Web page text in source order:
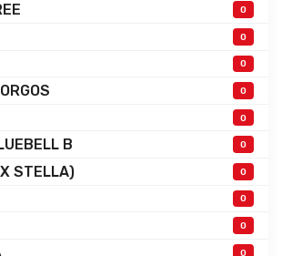
0
0
0
0
0
B 0
STELLA) 0
0
0
0